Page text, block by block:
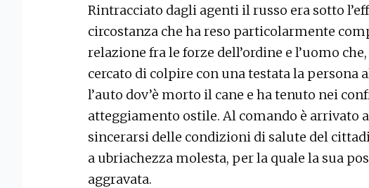
Rintracciato dagli agenti il russo era sotto
circostanza che ha reso particolarmente
relazione fra le forze dell’ordine e l’uomo
cercato di colpire con una testata la persona
l’auto dov’è morto il cane e ha tenuto nei
atteggiamento ostile. Al comando è arrivato
sincerarsi delle condizioni di salute del
a ubriachezza molesta, per la quale la sua
aggravata.